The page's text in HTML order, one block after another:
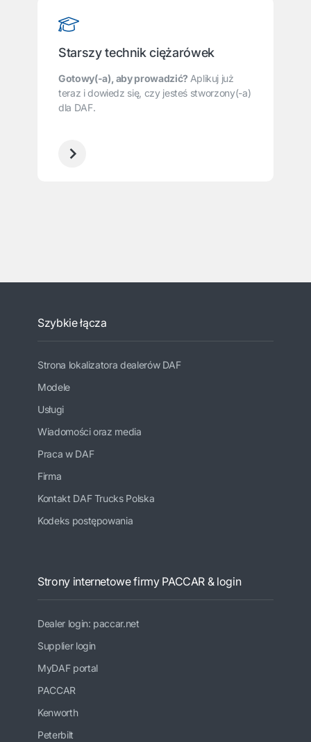
Starszy technik ciężarówek
Gotowy(-a), aby prowadzić? Aplikuj już
teraz i dowiedz się, czy jesteś stworzony(-a)
dla DAF.
Szybkie łącza
Strona lokalizatora dealerów DAF
Modele
Usługi
Wiadomości oraz media
Praca w DAF
Firma
Kontakt DAF Trucks Polska
Kodeks postępowania
Strony internetowe firmy PACCAR & login
Dealer login: paccar.net
Supplier login
MyDAF portal
PACCAR
Kenworth
Peterbilt